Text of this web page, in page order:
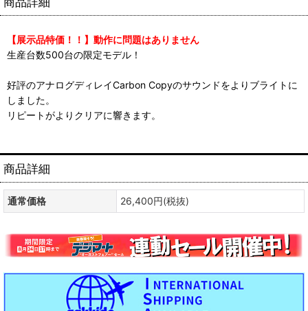
【展示品特価！！】動作に問題はありません
生産台数500台の限定モデル！
好評のアナログディレイCarbon Copyのサウンドをよりブライトに
しました。
リピートがよりクリアに響きます。
商品詳細
通常価格 26,400円(税抜)